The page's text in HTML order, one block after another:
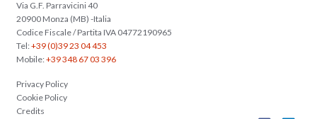
Via G.F. Parravicini 40
20900 Monza (MB) -Italia
Codice Fiscale / Partita IVA 04772190965
Tel:+39 (0)39 23 04 453
Mobile:+39 348 67 03 396
Privacy Policy
Cookie Policy
Credits